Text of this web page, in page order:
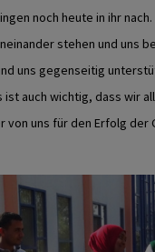
noch heute in ihr
stehen und uns
uns gegenseitig
ist auch wichtig, dass wir
von uns für den Erfolg der